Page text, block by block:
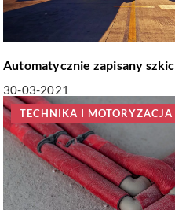
Automatycznie zapisany szkic
30-03-2021
TECHNIKA I MOTORYZACJA